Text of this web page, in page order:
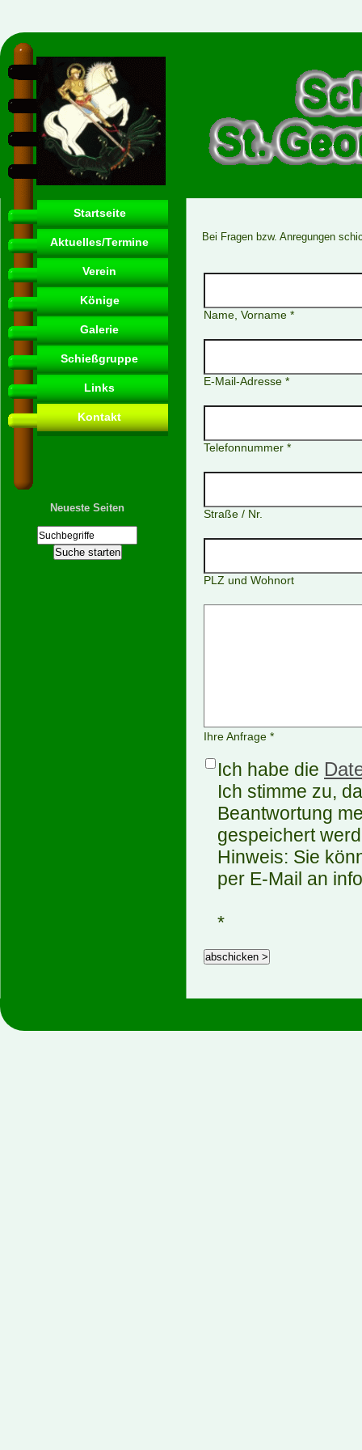
Startseite
Aktuelles/Termine
Verein
Könige
Galerie
Schießgruppe
Links
Kontakt
Neueste Seiten
Bei Fragen bzw. Anregungen
Name, Vorname *
E-Mail-Adresse *
Telefonnummer *
Straße / Nr.
PLZ und Wohnort
Ihre Anfrage *
Ich habe die
Ich stimme zu,
Beantwortung
gespeichert
Hinweis: Sie
per E-Mail an
*